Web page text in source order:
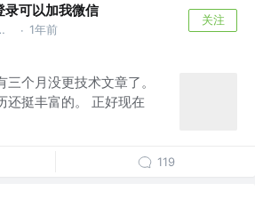
录可以加我微信
生活 · 1年前
关注
个月没更技术文章了。
还挺丰富的。 正好现在
119